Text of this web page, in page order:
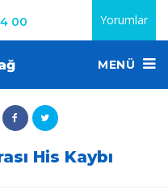
00 Yorumlar
MENÜ
His Kaybı